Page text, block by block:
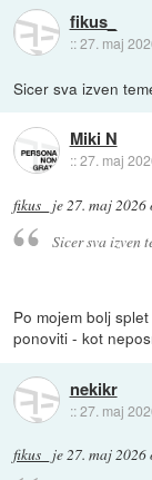
fikus_
::27. maj
Sicer sva izven
Miki N
::27. maj
fikus_ je27. maj 2026
Sicer sva izven
Po mojem bolj
ponoviti - kot
nekikr
::27. maj
fikus_ je27. maj 2026